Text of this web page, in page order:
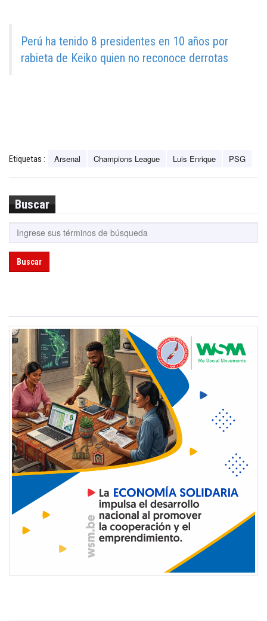
Perú ha tenido 8 presidentes en 10 años por
rabieta de Keiko quien no reconoce derrotas
Etiquetas : Arsenal Champions League Luis Enrique PSG
Buscar
Buscar